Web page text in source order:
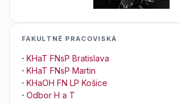
FAKULTNÉ PRACOVISKÁ
· KHaT FNsP Bratislava
· KHaT FNsP Martin
· KHaOH FN LP Košice
· Odbor H a T